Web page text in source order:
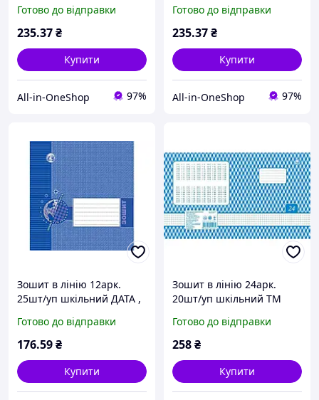
Готово до відправки
235.37₴
Купити
All-in-OneShop 97%
Готово до відправки
235.37₴
Купити
All-in-OneShop 97%
Зошит в лінію 12арк.
25шт/уп шкільний ДАТА ,
Готово до відправки
176.59₴
Купити
Зошит в лінію 24арк.
20шт/уп шкільний ТМ
Готово до відправки
258₴
Купити